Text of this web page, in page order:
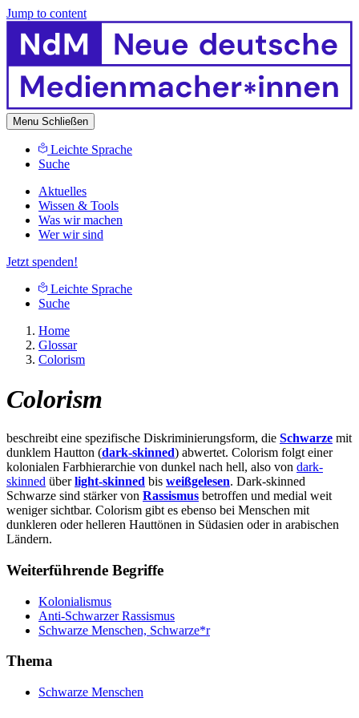
Jump to content
Menu Schließen
Leichte Sprache
Suche
Aktuelles
Wissen & Tools
Was wir machen
Wer wir sind
Jetzt spenden!
Leichte Sprache
Suche
Home
Glossar
Colorism
Colorism
beschreibt eine spezifische Diskriminierungsform, die Schwarze mit
dunklem Hautton (dark-skinned) abwertet. Colorism folgt einer
kolonialen Farbhierarchie von dunkel nach hell, also von dark-
skinned überlight-skinned bis weißgelesen. Dark-skinned
Schwarze sind stärker von Rassismus betroffen und medial weit
weniger sichtbar. Colorism gibt es ebenso bei Menschen mit
dunkleren oder helleren Hauttönen in Südasien oder in arabischen
Ländern.
Weiterführende Begriffe
Kolonialismus
Anti-Schwarzer Rassismus
Schwarze Menschen, Schwarze*r
Thema
Schwarze Menschen